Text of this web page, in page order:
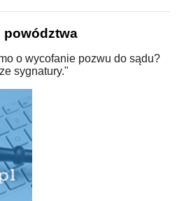
powództwa
o wycofanie pozwu do sądu?
sygnatury."